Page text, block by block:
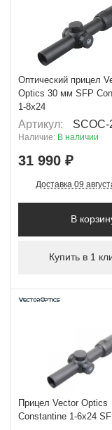
+ 1 599 Б
Оптический прицел
Optics 30 мм SFP
1-8x24
Артикул: SCOC-
Наличие: В наличии
31 990 ₽
Доставка 09
В
Купить в 1
+ 1 399 Б
Прицел Vector Optics
Constantine 1-6x24